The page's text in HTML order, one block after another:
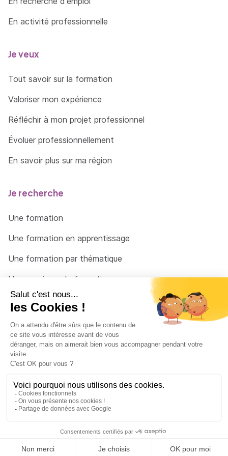
En activité professionnelle
Je veux
Tout savoir sur la formation
Valoriser mon expérience
Réfléchir à mon projet professionnel
Évoluer professionnellement
En savoir plus sur ma région
Je recherche
Une formation
Une formation en apprentissage
Une formation par thématique
Un organisme de formation
Un conseiller
© 2026 - Côté Formations - par Via Compétences
Menu Pied de page
Mentions Légales
Politique de confidentialité